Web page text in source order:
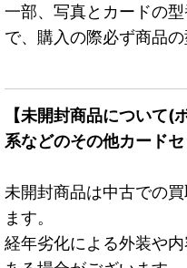
一部、写真とカードの
で、購入の際必ず商品の
【未開封商品について(
系などのその他カードセ
未開封商品は中古での
ます。
経年劣化による外装や